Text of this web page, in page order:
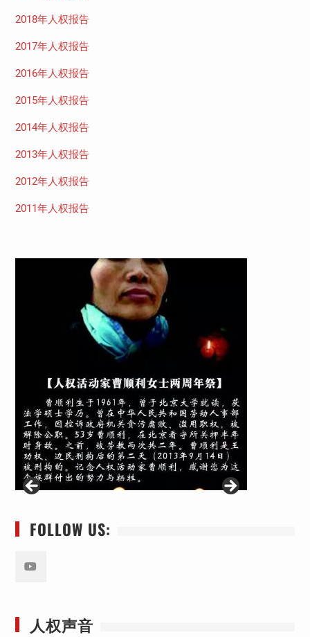
2018年人权报告
2017年人权报告
2016年人权报告
2015年人权报告
2014年人权报告
2013年人权报告
2012年人权报告
2011年人权报告
FOLLOW US:
人权声音